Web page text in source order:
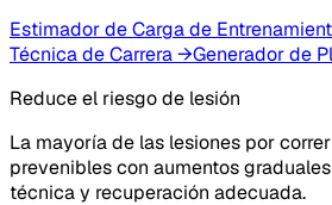
Estimador de Carga de
Técnica de Carrera→Generador de
Reduce el riesgo de lesión
La mayoría de las lesiones por
prevenibles con aumentos
técnica y recuperación adecuada.